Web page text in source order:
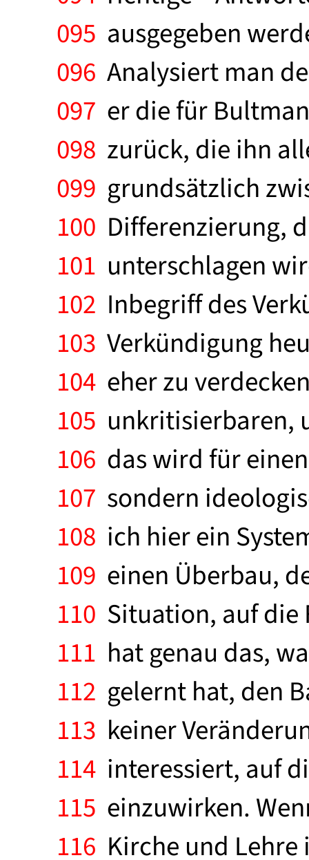
095 ausgegeben
096 Analysiert man
097 er die für
098 zurück, die ihn
099 grundsätzlich
100 Differenzierung,
101 unterschlagen
102 Inbegriff des
103 Verkündigung
104 eher zu
105 unkritisierbaren,
106 das wird für
107 sondern
108 ich hier ein
109 einen Überbau,
110 Situation, auf die
111 hat genau das,
112 gelernt hat, den
113 keiner
114 interessiert, auf
115 einzuwirken.
116 Kirche und